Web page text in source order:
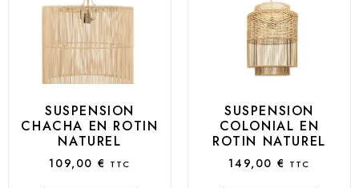
SUSPENSION
CHACHA EN ROTIN
NATUREL
109,00 € TTC
SUSPENSION
COLONIAL EN
ROTIN NATUREL
149,00 € TTC